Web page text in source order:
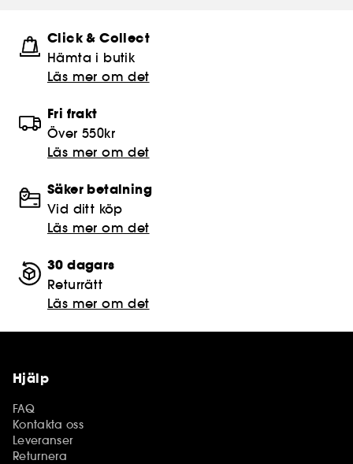
Click & Collect
Hämta i butik​
Läs mer om det
Fri frakt
Över 550kr
Läs mer om det
Säker betalning
Vid ditt köp
Läs mer om det
30 dagars
Returrätt
Läs mer om det
Hjälp
FAQ
Kontakta oss
Leveranser
Returnera